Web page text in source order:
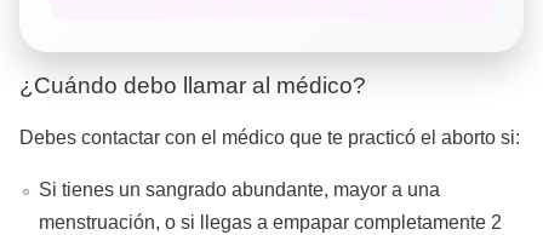
¿Cuándo debo llamar al médico?
Debes contactar con el médico que te practicó el aborto si:
Si tienes un sangrado abundante, mayor a una
menstruación, o si llegas a empapar completamente 2